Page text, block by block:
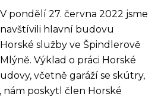
V pondělí 27. června 2022 jsme
navštívili hlavní budovu
Horské služby ve Špindlerově
Mlýně. Výklad o práci Horské
včetně garáží se skútry,
poskytl člen Horské